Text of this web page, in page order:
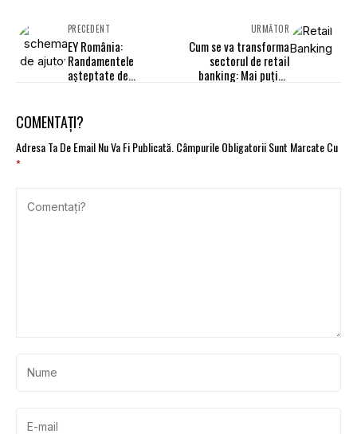
PRECEDENT
EY România:
Randamentele
așteptate de
piață
URMĂTOR
Cum se va transforma
sectorul de retail
banking: Mai puține
COMENTAȚI?
Adresa Ta De Email Nu Va Fi Publicată.Câmpurile Obligatorii Sunt Marcate Cu
*